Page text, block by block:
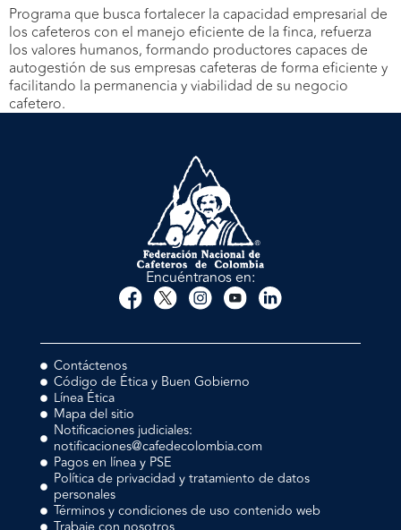
Programa que busca fortalecer la capacidad empresarial de
los cafeteros con el manejo eficiente de la finca, refuerza
los valores humanos, formando productores capaces de
autogestión de sus empresas cafeteras de forma eficiente y
facilitando la permanencia y viabilidad de su negocio
cafetero.
Encuéntranos en:
Contáctenos
Código de Ética y Buen Gobierno
Línea Ética
Mapa del sitio
Notificaciones judiciales:
notificaciones@cafedecolombia.com
Pagos en línea y PSE
Política de privacidad y tratamiento de datos
personales
Términos y condiciones de uso contenido web